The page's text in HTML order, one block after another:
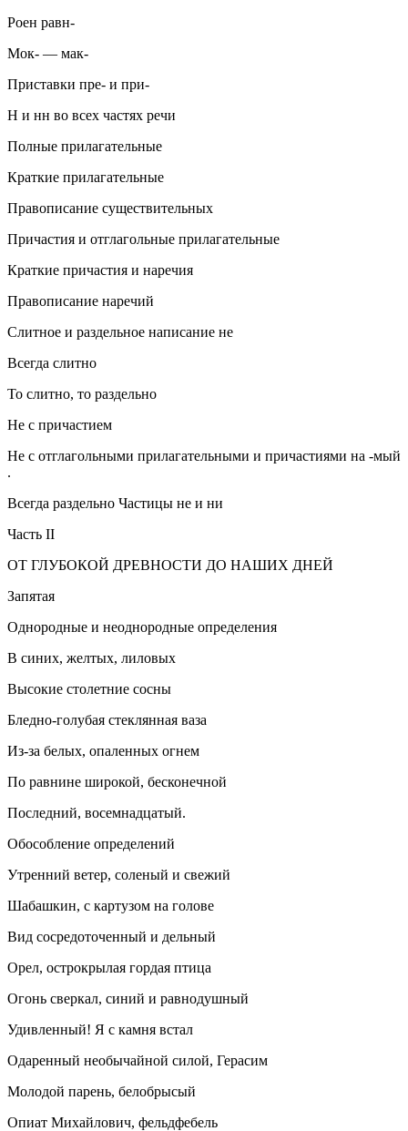
Роен равн-
Мок- — мак-
Приставки пре- и при-
Н и нн во всех частях речи
Полные прилагательные
Краткие прилагательные
Правописание существительных
Причастия и отглагольные прилагательные
Краткие причастия и наречия
Правописание наречий
Слитное и раздельное написание не
Всегда слитно
То слитно, то раздельно
Не с причастием
Не с отглагольными прилагательными и причастиями на -мый
.
Всегда раздельно Частицы не и ни
Часть II
ОТ ГЛУБОКОЙ ДРЕВНОСТИ ДО НАШИХ ДНЕЙ
Запятая
Однородные и неоднородные определения
В синих, желтых, лиловых
Высокие столетние сосны
Бледно-голубая стеклянная ваза
Из-за белых, опаленных огнем
По равнине широкой, бесконечной
Последний, восемнадцатый.
Обособление определений
Утренний ветер, соленый и свежий
Шабашкин, с картузом на голове
Вид сосредоточенный и дельный
Орел, острокрылая гордая птица
Огонь сверкал, синий и равнодушный
Удивленный! Я с камня встал
Одаренный необычайной силой, Герасим
Молодой парень, белобрысый
Опиат Михайлович, фельдфебель